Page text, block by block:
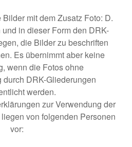
mit dem Zusatz Foto: D.
in dieser Form den DRK-
die Bilder zu beschriften
Es übernimmt aber keine
wenn die Fotos ohne
durch DRK-Gliederungen
werden.
zur Verwendung der
von folgenden Personen
vor: